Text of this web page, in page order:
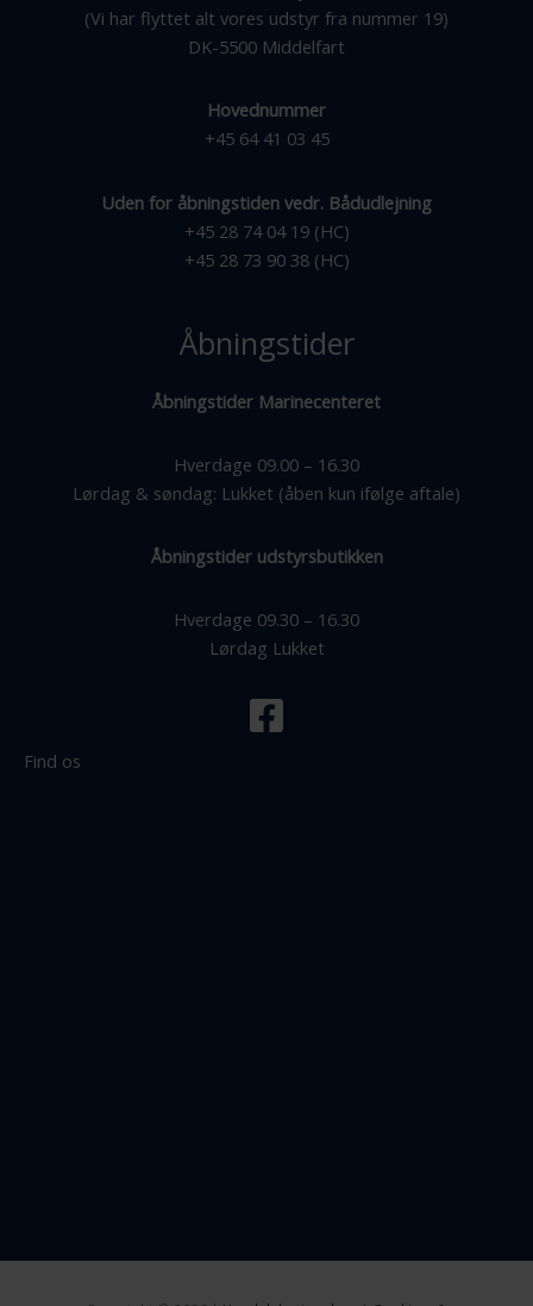
(Vi har flyttet alt vores udstyr fra nummer 19)
DK-5500 Middelfart
Hovednummer
+45 64 41 03 45
Uden for åbningstiden vedr. Bådudlejning
+45 28 74 04 19 (HC)
+45 28 73 90 38 (HC)
Åbningstider
Åbningstider Marinecenteret
Hverdage 09.00 – 16.30
Lørdag & søndag: Lukket (åben kun ifølge aftale)
Åbningstider udstyrsbutikken
Hverdage 09.30 – 16.30
Lørdag Lukket
Find os